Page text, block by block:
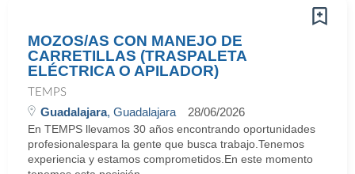
MOZOS/AS CON MANEJO DE
CARRETILLAS (TRASPALETA
ELÉCTRICA O APILADOR)
TEMPS
Guadalajara, Guadalajara 28/06/2026
En TEMPS llevamos 30 años encontrando oportunidades
profesionalespara la gente que busca trabajo.Tenemos
experiencia y estamos comprometidos.En este momento